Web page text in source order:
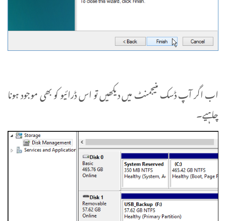
اب اگر آپ ڈسک منیجمنٹ میں دیکھیں تو اس ڈرائیو کو بھی موجود ہونا
چاہیے۔